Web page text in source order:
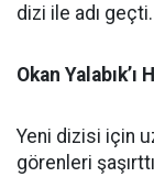
dizi ile adı geçti.
Okan
Yeni dizisi için
görenleri